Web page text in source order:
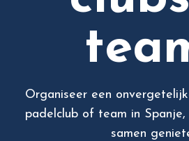
Organiseer een
padelclub of team in Spanje,
samen